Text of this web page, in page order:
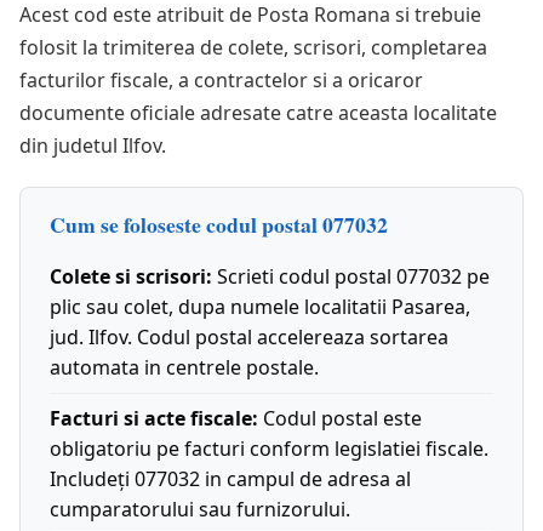
Acest cod este atribuit de Posta Romana si trebuie
folosit la trimiterea de colete, scrisori, completarea
facturilor fiscale, a contractelor si a oricaror
documente oficiale adresate catre aceasta localitate
din judetul Ilfov.
Cum se foloseste codul postal 077032
Colete si scrisori: Scrieti codul postal 077032 pe
plic sau colet, dupa numele localitatii Pasarea,
jud. Ilfov. Codul postal accelereaza sortarea
automata in centrele postale.
Facturi si acte fiscale: Codul postal este
obligatoriu pe facturi conform legislatiei fiscale.
Includeți 077032 in campul de adresa al
cumparatorului sau furnizorului.